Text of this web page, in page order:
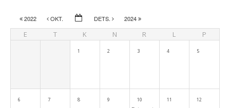
2022 OKT. DETS. 2024
E T K N R L P
1 2 3 4 5
6 7 8 9 10 11 12